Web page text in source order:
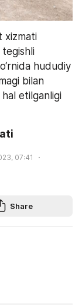
xizmati
tegishli
hududiy
bilan
etilganligi
07:41
Share